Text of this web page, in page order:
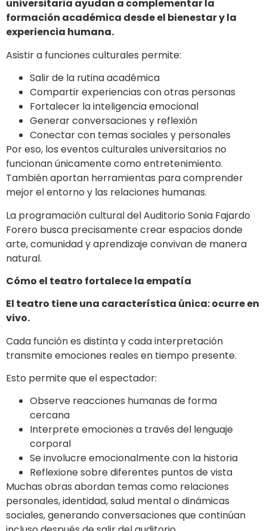
universitaria ayudan a complementar la
formación académica desde el bienestar y la
experiencia humana.
Asistir a funciones culturales permite:
Salir de la rutina académica
Compartir experiencias con otras personas
Fortalecer la inteligencia emocional
Generar conversaciones y reflexión
Conectar con temas sociales y personales
Por eso, los eventos culturales universitarios no
funcionan únicamente como entretenimiento.
También aportan herramientas para comprender
mejor el entorno y las relaciones humanas.
La programación cultural del Auditorio Sonia Fajardo
Forero busca precisamente crear espacios donde
arte, comunidad y aprendizaje convivan de manera
natural.
Cómo el teatro fortalece la empatía
El teatro tiene una característica única: ocurre en
vivo.
Cada función es distinta y cada interpretación
transmite emociones reales en tiempo presente.
Esto permite que el espectador:
Observe reacciones humanas de forma
cercana
Interprete emociones a través del lenguaje
corporal
Se involucre emocionalmente con la historia
Reflexione sobre diferentes puntos de vista
Muchas obras abordan temas como relaciones
personales, identidad, salud mental o dinámicas
sociales, generando conversaciones que continúan